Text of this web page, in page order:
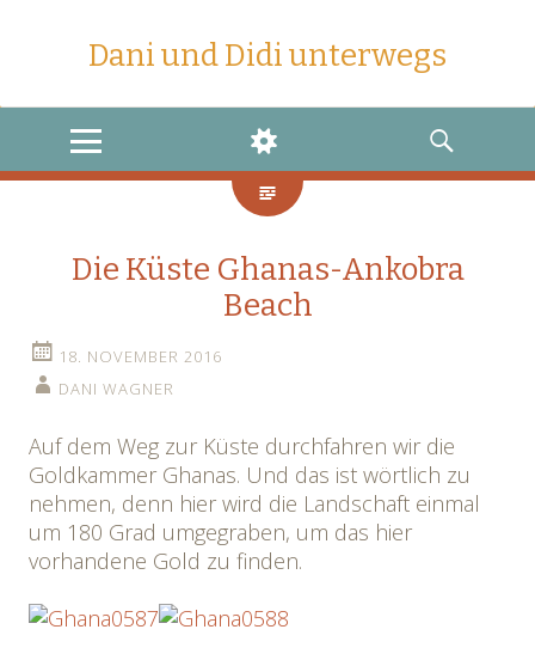
Dani und Didi unterwegs
MENU
WIDGETS
SEARCH
Die Küste Ghanas-Ankobra
Beach
18. NOVEMBER 2016
DANI WAGNER
Auf dem Weg zur Küste durchfahren wir die
Goldkammer Ghanas. Und das ist wörtlich zu
nehmen, denn hier wird die Landschaft einmal
um 180 Grad umgegraben, um das hier
vorhandene Gold zu finden.